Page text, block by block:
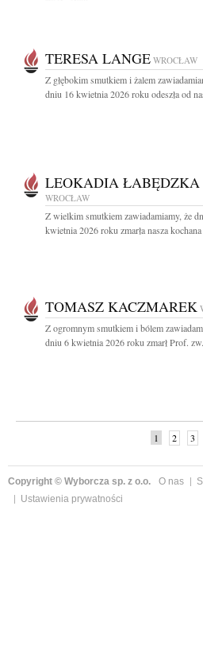
TERESA LANGE WROCŁAW
Z głębokim smutkiem i żalem
dniu 16 kwietnia 2026 roku odeszła od
LEOKADIA ŁABĘDZKA
WROCŁAW
Z wielkim smutkiem zawiadamiamy, że
kwietnia 2026 roku zmarła nasza
TOMASZ KACZMAREK
Z ogromnym smutkiem i bólem
dniu 6 kwietnia 2026 roku zmarł Prof.
1 2 3
Copyright © Wyborcza sp. z o.o. O nas
Ustawienia prywatności